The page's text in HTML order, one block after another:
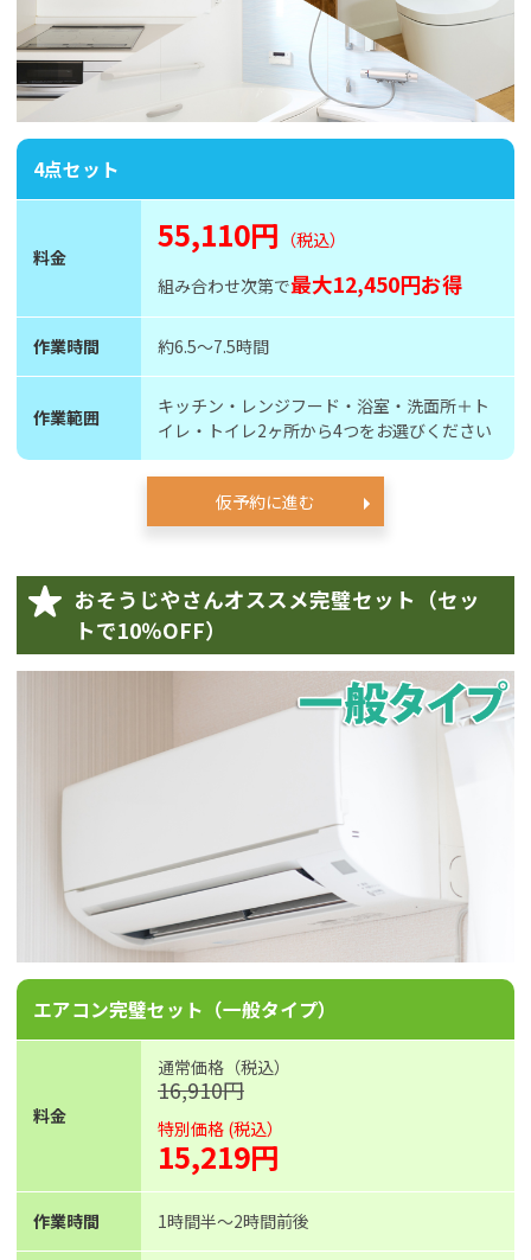
4点セット
料金
55,110円 （税込）
組み合わせ次第で最大12,450円お得
作業時間 約6.5〜7.5時間
作業範囲
キッチン・レンジフード・浴室・洗面所＋ト
イレ・トイレ2ヶ所から4つをお選びください
仮予約に進む
おそうじやさんオススメ完璧セット（セッ
トで10％OFF）
エアコン完璧セット（一般タイプ）
料金
通常価格（税込）
16,910円
特別価格 (税込）
15,219円
作業時間 1時間半〜2時間前後